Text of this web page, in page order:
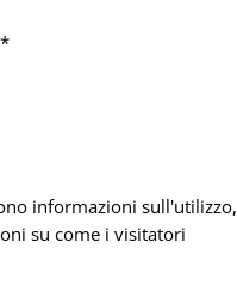
informazioni sull'utilizzo,
su come i visitatori